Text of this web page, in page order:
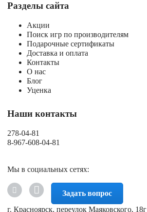
Разделы сайта
Акции
Поиск игр по производителям
Подарочные сертификаты
Доставка и оплата
Контакты
О нас
Блог
Уценка
Наши контакты
278-04-81
8-967-608-04-81
Мы в социальных сетях:
Задать вопрос
г. Красноярск, переулок Маяковского, 18г